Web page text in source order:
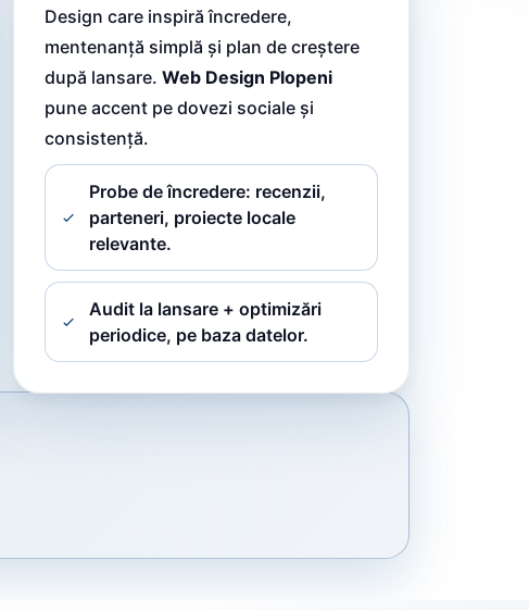
Design care inspiră încredere,
mentenanță simplă și plan de creștere
după lansare. Web Design Plopeni
pune accent pe dovezi sociale și
consistență.
Probe de încredere: recenzii,
parteneri, proiecte locale
relevante.
Audit la lansare + optimizări
periodice, pe baza datelor.